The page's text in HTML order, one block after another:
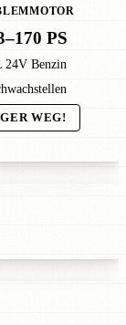
PS
24V Benzin
WEG!